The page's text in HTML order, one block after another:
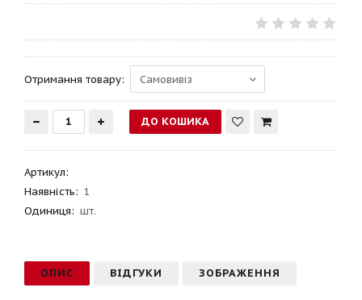
Отримання товару:
Артикул:
Наявність: 1
Одиниця: шт.
ОПИС ВІДГУКИ ЗОБРАЖЕННЯ